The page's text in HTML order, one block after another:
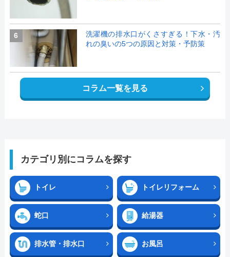
6
洗濯機の排水口がくさすぎる！下水・汚
れの臭いの5つの原因と対策・予防策
コラム一覧を見る
カテゴリ別にコラムを探す
トイレ トイレリフォーム
蛇口 給湯器
排水管・排水口 お風呂